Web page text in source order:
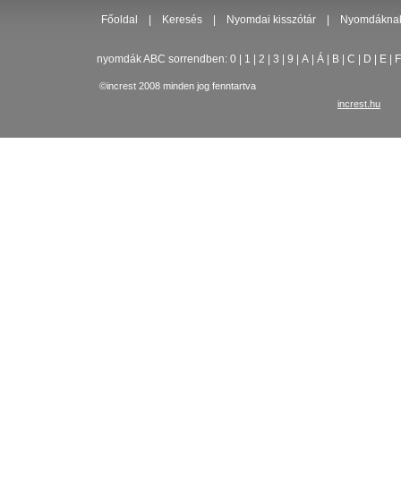
Főoldal Keresés Nyomdai kisszótár
nyomdák ABC sorrendben: 0 1 2 3 9 A Á B C D E F
©increst 2008 minden jog fenntartva
increst.hu